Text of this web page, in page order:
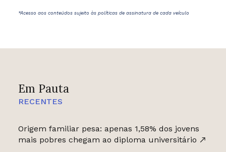
Em Pauta
RECENTES
Origem familiar pesa: apenas 1,58% dos jovens
mais pobres chegam ao diploma universitário
*Acesso aos conteúdos sujeito às políticas de assinatura de cada veículo